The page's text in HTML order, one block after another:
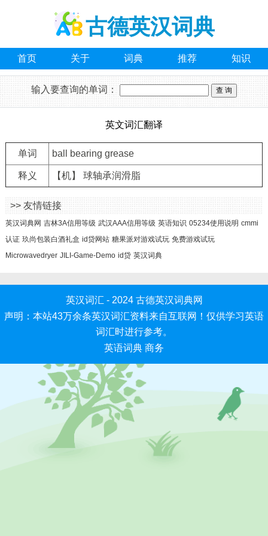
古德英汉词典
首页 关于 词典 推荐 知识
输入要查询的单词：
英文词汇翻译
单词 ball bearing grease
释义 【机】 球轴承润滑脂
>> 友情链接
英汉词典网 吉林3A信用等级 武汉AAA信用等级 英语知识 05234使用说明 cmmi
认证 玖尚包装白酒礼盒 id贷网站 糖果派对游戏试玩 免费游戏试玩
Microwavedryer JILI-Game-Demo id贷 英汉词典
英汉词汇 - 2024 古德英汉词典网
声明：本站43万余条英汉词汇资料来自互联网！仅供学习英语
词汇时进行参考。
英语词典 商务